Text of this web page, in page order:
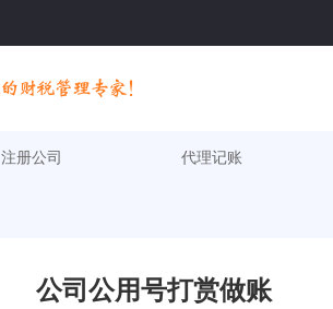
注册公司 代理记账
公司公用号打赏做账